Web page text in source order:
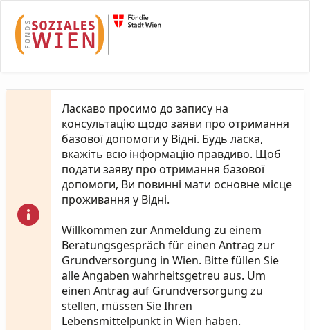
Ласкаво просимо до запису на
консультацію щодо заяви про отримання
базової допомоги у Відні. Будь ласка,
вкажіть всю інформацію правдиво. Щоб
подати заяву про отримання базової
допомоги, Ви повинні мати основне місце
проживання у Відні.
Willkommen zur Anmeldung zu einem
Beratungsgespräch für einen Antrag zur
Grundversorgung in Wien. Bitte füllen Sie
alle Angaben wahrheitsgetreu aus. Um
einen Antrag auf Grundversorgung zu
stellen, müssen Sie Ihren
Lebensmittelpunkt in Wien haben.